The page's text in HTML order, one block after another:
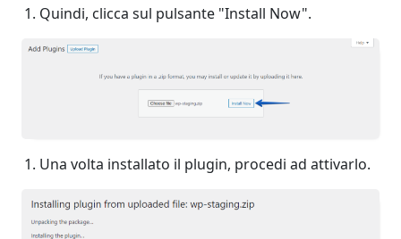
Quindi, clicca sul pulsante "Install Now".
Una volta installato il plugin, procedi ad attivarlo.